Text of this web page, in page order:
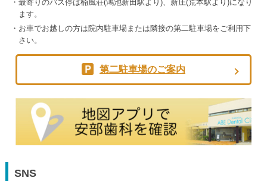
最寄りのバス停は楠風荘(鴻池新田駅より)、新庄(荒本駅より)になり
ます。
お車でお越しの方は院内駐車場または隣接の第二駐車場をご利用下
さい。
第二駐車場のご案内
SNS